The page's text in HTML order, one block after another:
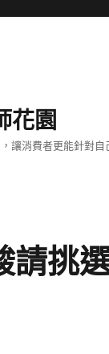
花園
讓消費者更能針對
請挑